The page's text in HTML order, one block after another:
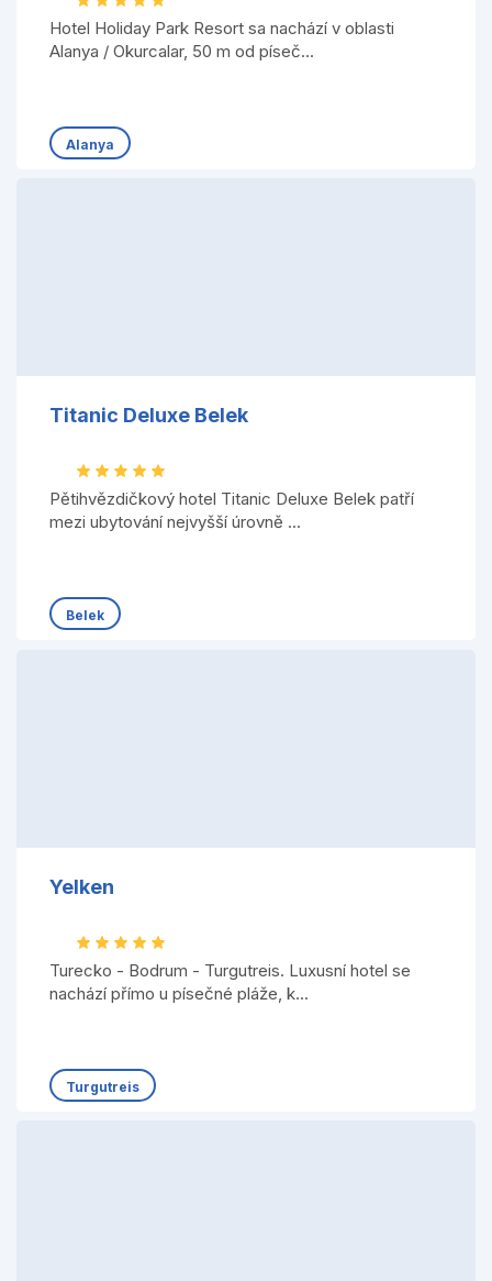
Hotel Holiday Park Resort sa nachází v oblasti
Alanya / Okurcalar, 50 m od píseč...
Alanya
Titanic Deluxe Belek
Pětihvězdičkový hotel Titanic Deluxe Belek patří
mezi ubytování nejvyšší úrovně ...
Belek
Yelken
Turecko - Bodrum - Turgutreis. Luxusní hotel se
nachází přímo u písečné pláže, k...
Turgutreis